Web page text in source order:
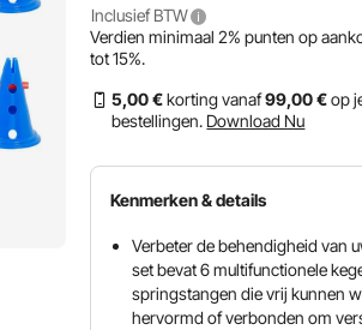
Inclusief BTW
Verdien minimaal2% punten op
tot15%.
5,00 €korting vanaf99,00 €op
bestellingen. Download Nu
Kenmerken & details
Verbeter de behendigheid van
set bevat 6 multifunctionele
springstangen die vrij kunnen
hervormd of verbonden om